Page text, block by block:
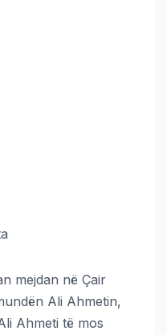
mejdan në Çair
Ali Ahmetin,
Ahmeti të mos